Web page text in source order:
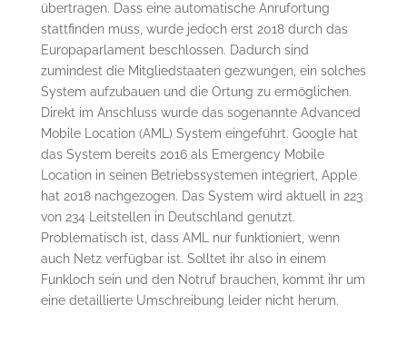
übertragen. Dass eine automatische Anrufortung
stattfinden muss, wurde jedoch erst 2018 durch das
Europaparlament beschlossen. Dadurch sind
zumindest die Mitgliedstaaten gezwungen, ein solches
System aufzubauen und die Ortung zu ermöglichen.
Direkt im Anschluss wurde das sogenannte Advanced
Mobile Location (AML) System eingeführt. Google hat
das System bereits 2016 als Emergency Mobile
Location in seinen Betriebssystemen integriert, Apple
hat 2018 nachgezogen. Das System wird aktuell in 223
von 234 Leitstellen in Deutschland genutzt.
Problematisch ist, dass AML nur funktioniert, wenn
auch Netz verfügbar ist. Solltet ihr also in einem
Funkloch sein und den Notruf brauchen, kommt ihr um
eine detaillierte Umschreibung leider nicht herum.